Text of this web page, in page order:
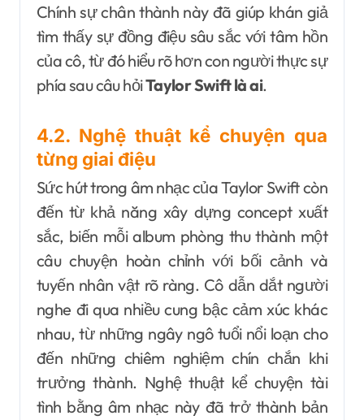
Chính sự chân thành này đã giúp khán giả
tìm thấy sự đồng điệu sâu sắc với tâm hồn
của cô, từ đó hiểu rõ hơn con người thực sự
phía sau câu hỏiTaylor Swift là ai.
4.2. Nghệ thuật kể chuyện qua
từng giai điệu
Sức hút trong âm nhạc của Taylor Swift còn
đến từ khả năng xây dựng concept xuất
sắc, biến mỗi album phòng thu thành một
câu chuyện hoàn chỉnh với bối cảnh và
tuyến nhân vật rõ ràng. Cô dẫn dắt người
nghe đi qua nhiều cung bậc cảm xúc khác
nhau, từ những ngây ngô tuổi nổi loạn cho
đến những chiêm nghiệm chín chắn khi
trưởng thành. Nghệ thuật kể chuyện tài
tình bằng âm nhạc này đã trở thành bản